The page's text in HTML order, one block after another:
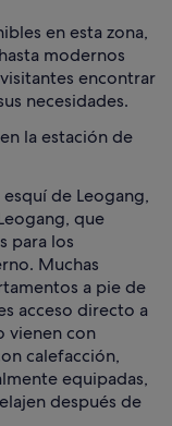
en esta zona,
modernos
encontrar
necesidades.
la estación de
de Leogang,
que
para los
Muchas
a pie de
acceso directo a
vienen con
calefacción,
equipadas,
después de